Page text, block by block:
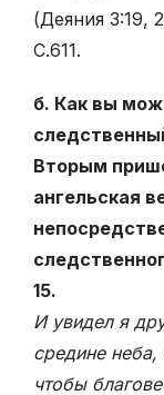
(Деяния 3:19,
С.611.
б. Как вы
Вторым
ангельская
15.
И увидел я
средине
чтобы